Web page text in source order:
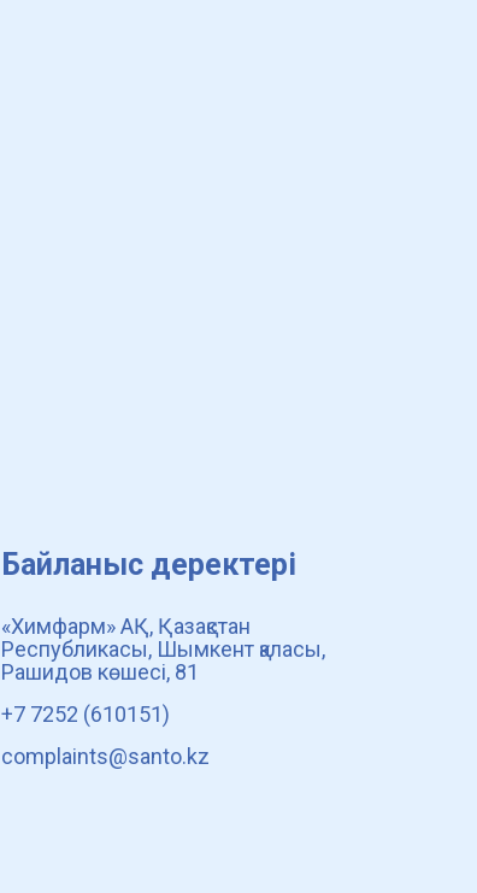
Байланыс деректері
«Химфарм» АҚ, Қазақстан
Республикасы, Шымкент қаласы,
Рашидов көшесі, 81
+7 7252 (610151)
complaints@santo.kz